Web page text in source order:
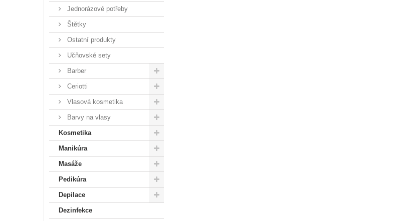
Jednorázové potřeby
Štětky
Ostatní produkty
Učňovské sety
Barber
Ceriotti
Vlasová kosmetika
Barvy na vlasy
Kosmetika
Manikúra
Masáže
Pedikúra
Depilace
Dezinfekce